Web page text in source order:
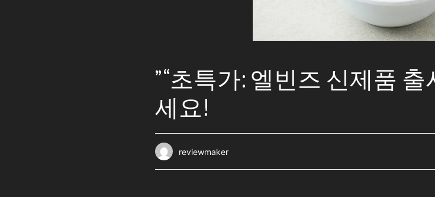
” “초특가: 엘빈즈 신제품
세요!
reviewmaker